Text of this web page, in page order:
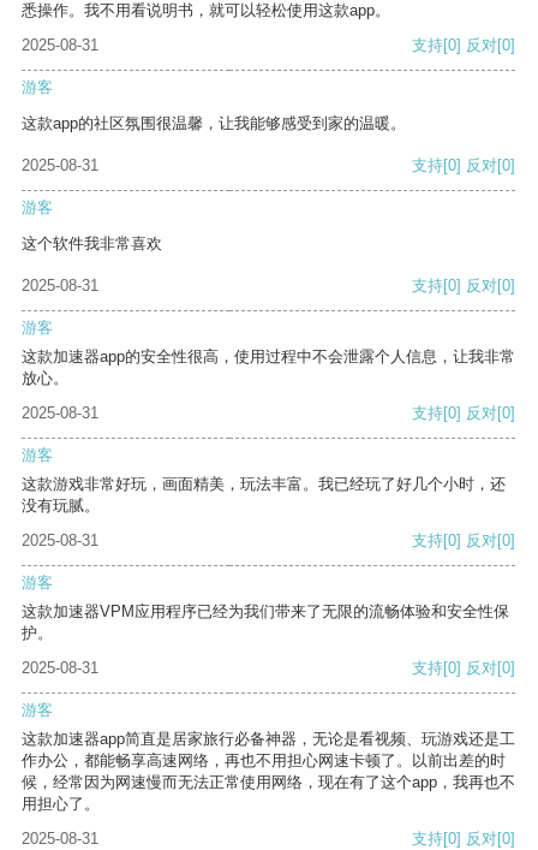
悉操作。我不用看说明书，就可以轻松使用这款app。
2025-08-31
支持[0] 反对[0]
游客
这款app的社区氛围很温馨，让我能够感受到家的温暖。
2025-08-31 支持[0] 反对[0]
游客
这个软件我非常喜欢
2025-08-31 支持[0] 反对[0]
游客
这款加速器app的安全性很高，使用过程中不会泄露个人信息，让我非常
放心。
2025-08-31
支持[0] 反对[0]
游客
这款游戏非常好玩，画面精美，玩法丰富。我已经玩了好几个小时，还
没有玩腻。
2025-08-31
支持[0] 反对[0]
游客
这款加速器VPM应用程序已经为我们带来了无限的流畅体验和安全性保
护。
2025-08-31
支持[0] 反对[0]
游客
这款加速器app简直是居家旅行必备神器，无论是看视频、玩游戏还是工
作办公，都能畅享高速网络，再也不用担心网速卡顿了。以前出差的时
候，经常因为网速慢而无法正常使用网络，现在有了这个app，我再也不
用担心了。
2025-08-31
支持[0] 反对[0]